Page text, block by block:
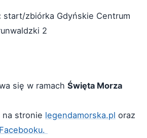
start/zbiórka Gdyńskie Centrum
2
się w ramach Święta Morza
na stronie legendamorska.pl oraz